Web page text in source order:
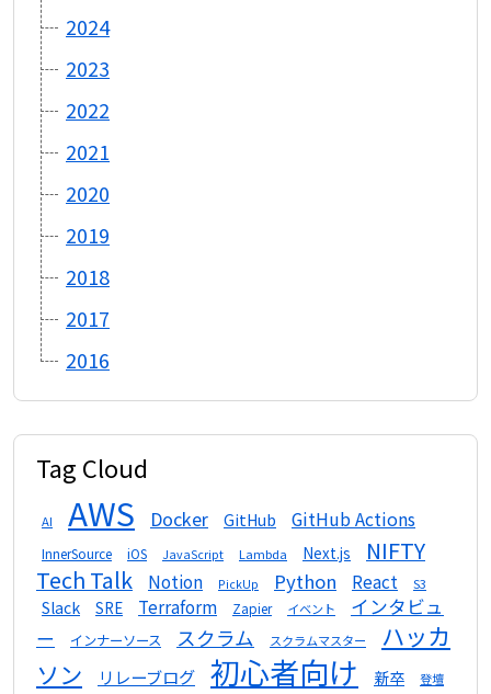
2024
2023
2022
2021
2020
2019
2018
2017
2016
Tag Cloud
AI AWS Docker GitHub GitHub Actions
InnerSource iOS JavaScript Lambda Next.js
NIFTY
Tech Talk
Notion PickUp Python React S3
Slack SRE Terraform Zapier イベント
インタビュ
ー
インナーソース スクラム スクラムマスター
ハッカ
ソン
リレーブログ 初心者向け 新卒 登壇